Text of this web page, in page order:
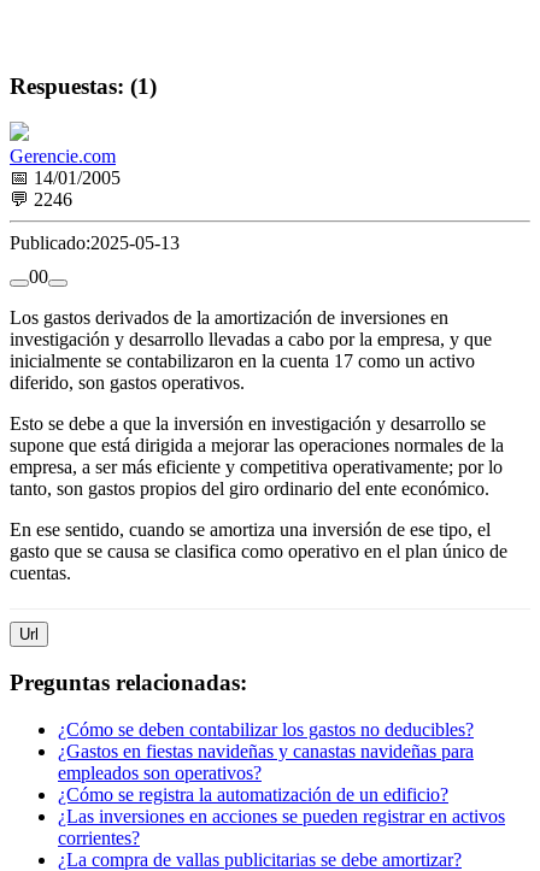
Respuestas: (1)
Gerencie.com
📅 14/01/2005
💬 2246
Publicado:2025-05-13
00
Los gastos derivados de la amortización de inversiones en
investigación y desarrollo llevadas a cabo por la empresa, y que
inicialmente se contabilizaron en la cuenta 17 como un activo
diferido, son gastos operativos.
Esto se debe a que la inversión en investigación y desarrollo se
supone que está dirigida a mejorar las operaciones normales de la
empresa, a ser más eficiente y competitiva operativamente; por lo
tanto, son gastos propios del giro ordinario del ente económico.
En ese sentido, cuando se amortiza una inversión de ese tipo, el
gasto que se causa se clasifica como operativo en el plan único de
cuentas.
Url
Preguntas relacionadas:
¿Cómo se deben contabilizar los gastos no deducibles?
¿Gastos en fiestas navideñas y canastas navideñas para
empleados son operativos?
¿Cómo se registra la automatización de un edificio?
¿Las inversiones en acciones se pueden registrar en activos
corrientes?
¿La compra de vallas publicitarias se debe amortizar?